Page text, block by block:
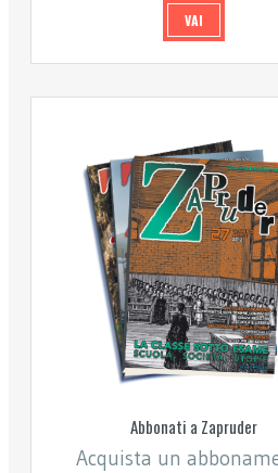
VAI
Abbonati a Zapruder
Acquista un